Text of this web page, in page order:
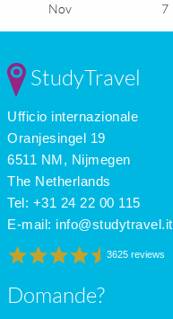
Nov
7
Mar
May
June
July
StudyTravel
Ufficio internazionale
Oranjesingel 19
6511 NM, Nijmegen
The Netherlands
Tel: +31 24 22 00 115
E-mail: info@studytravel.it
3625 reviews
Domande?